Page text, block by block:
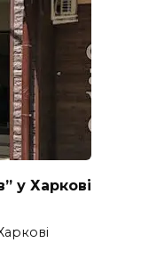
у Харкові